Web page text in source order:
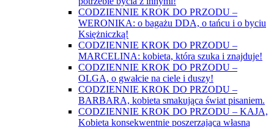
CODZIENNIE KROK DO PRZODU –
WERONIKA: o bagażu DDA, o tańcu i o byciu
Księżniczką!
CODZIENNIE KROK DO PRZODU –
MARCELINA: kobieta, która szuka i znajduje!
CODZIENNIE KROK DO PRZODU –
OLGA, o gwałcie na ciele i duszy!
CODZIENNIE KROK DO PRZODU –
BARBARA, kobieta smakująca świat pisaniem.
CODZIENNIE KROK DO PRZODU – KAJA,
Kobieta konsekwentnie poszerzająca własną